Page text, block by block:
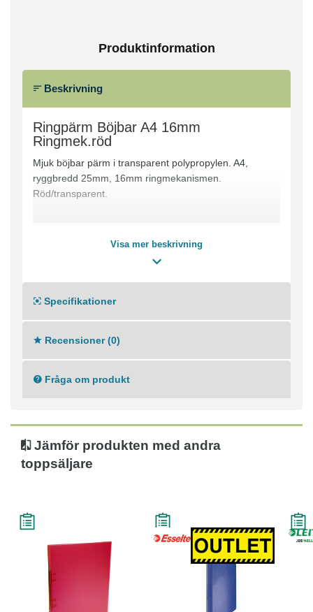
Produktinformation
Beskrivning
Ringpärm Böjbar A4 16mm
Ringmek.röd
Mjuk böjbar pärm i transparent polypropylen. A4,
ryggbredd 25mm, 16mm ringmekanismen.
Röd/transparent.
Visa mer beskrivning
Specifikationer
Recensioner (0)
Fråga om produkt
Jämför produkten med andra
toppsäljare